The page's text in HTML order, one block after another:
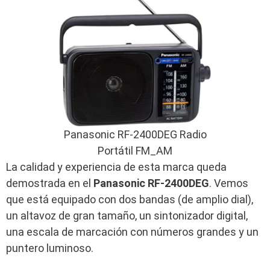
Panasonic RF-2400DEG Radio
Portátil FM_AM
La calidad y experiencia de esta marca queda
demostrada en el Panasonic RF-2400DEG. Vemos
que está equipado con dos bandas (de amplio dial),
un altavoz de gran tamaño, un sintonizador digital,
una escala de marcación con números grandes y un
puntero luminoso.